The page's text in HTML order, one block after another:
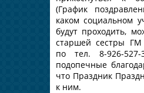
(График
каком социальном
будут проходить,
старшей сестры
по тел. 8-926-
подопечные
что Праздник
к ним.